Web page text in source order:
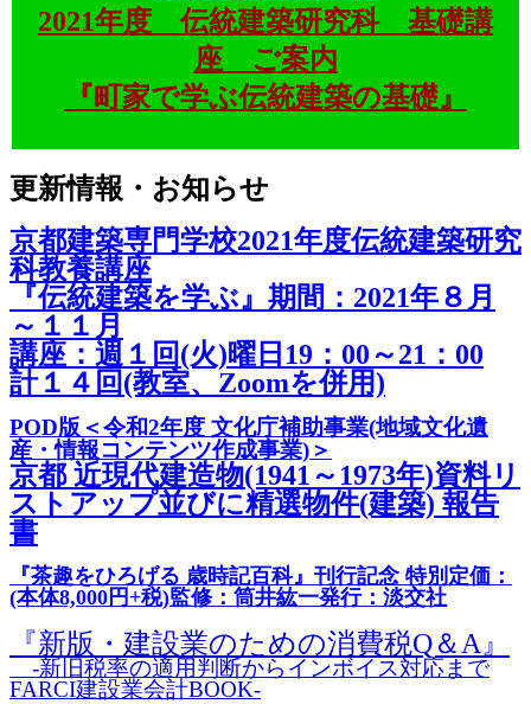
2021年度 伝統建築研究科 基礎講
座 ご案内
『町家で学ぶ伝統建築の基礎』
更新情報・お知らせ
京都建築専門学校2021年度伝統建築研究
科教養講座
『伝統建築を学ぶ』期間：2021年８月
～１１月
講座：週１回(火)曜日19：00～21：00
計１４回(教室、Zoomを併用)
POD版＜令和2年度 文化庁補助事業(地域文化遺
産・情報コンテンツ作成事業)＞
京都 近現代建造物(1941～1973年)資料リ
ストアップ並びに精選物件(建築) 報告
書
『茶趣をひろげる 歳時記百科』刊行記念 特別定価：
(本体8,000円+税)監修：筒井紘一発行：淡交社
『新版・建設業のための消費税Q＆A』
-新旧税率の適用判断からインボイス対応まで
FARCI建設業会計BOOK-